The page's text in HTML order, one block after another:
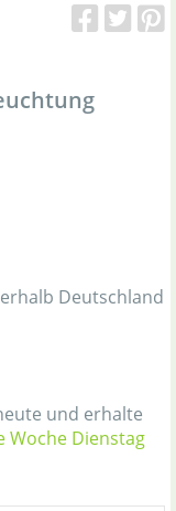
Deutschland
und erhalte
Woche Dienstag